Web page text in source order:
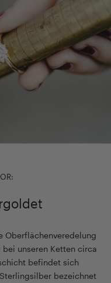
Oberflächenveredelung
unseren Ketten circa
befindet sich
bezeichnet